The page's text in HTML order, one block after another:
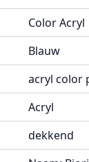
Color Acryl
Blauw
acryl color
Acryl
dekkend